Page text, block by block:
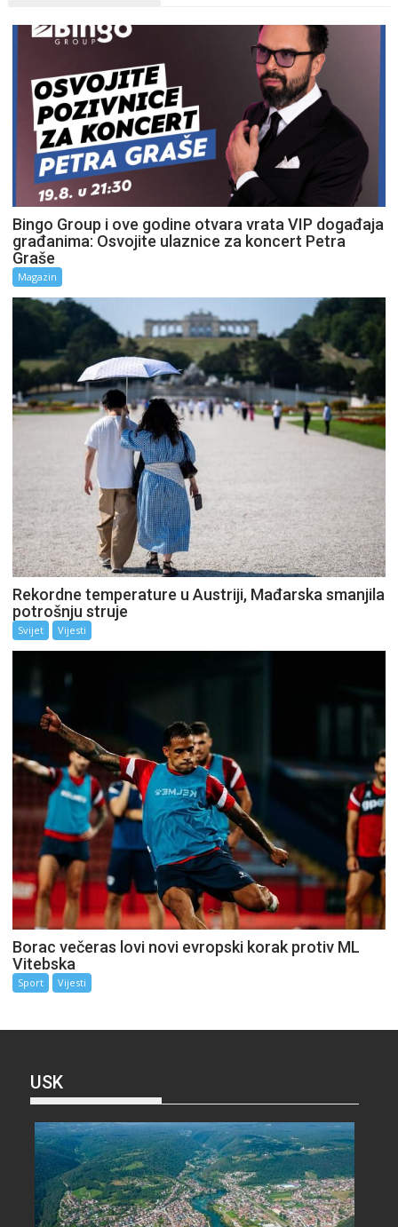
Bingo Group i ove godine otvara vrata VIP događaja
građanima: Osvojite ulaznice za koncert Petra
Graše
Magazin
Rekordne temperature u Austriji, Mađarska smanjila
potrošnju struje
Svijet Vijesti
Borac večeras lovi novi evropski korak protiv ML
Vitebska
Sport Vijesti
USK